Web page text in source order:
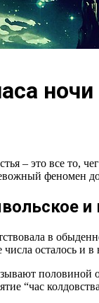
– это все то,
феномен
в
осталось и
“час